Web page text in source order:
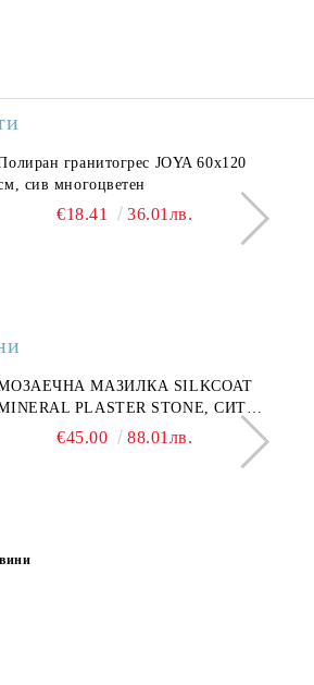
гранитогрес JOYA 60x120
сив многоцветен
€18.41 36.01лв.
МАЗИЛКА SILKCOAT
PLASTER STONE, СИТЕН
КАМЪК 406 25КГ
€45.00 88.01лв.